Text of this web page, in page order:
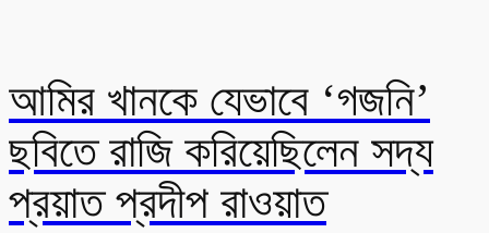
আমির খানকে যেভাবে ‘গজনি’
ছবিতে রাজি করিয়েছিলেন সদ্য
প্রয়াত প্রদীপ রাওয়াত